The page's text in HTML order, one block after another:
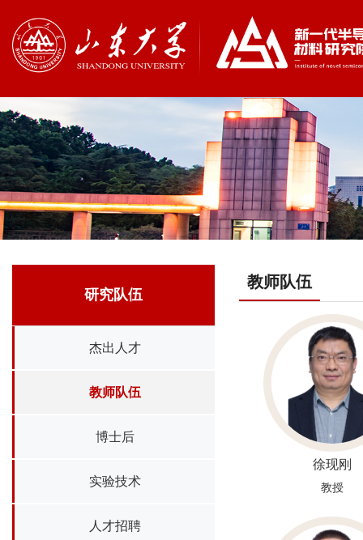
研究队伍
杰出人才
教师队伍
博士后
实验技术
人才招聘
教师队伍
徐现刚
教授